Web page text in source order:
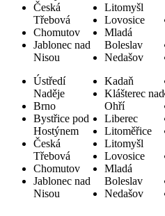
Česká
Třebová
Chomutov
Jablonec nad
Nisou
Litomyšl
Lovosice
Mladá
Boleslav
Nedašov
Ústředí
Naděje
Brno
Bystřice pod
Hostýnem
Česká
Třebová
Chomutov
Jablonec nad
Nisou
Kadaň
Klášterec nad
Ohří
Liberec
Litoměřice
Litomyšl
Lovosice
Mladá
Boleslav
Nedašov